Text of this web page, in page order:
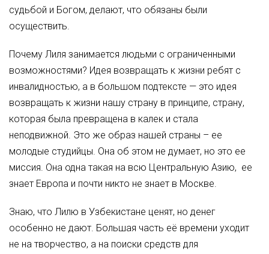
судьбой и Богом, делают, что обязаны были
осуществить.
Почему Лиля занимается людьми с ограниченными
возможностями? Идея возвращать к жизни ребят с
инвалидностью, а в большом подтексте — это идея
возвращать к жизни нашу страну в принципе, страну,
которая была превращена в калек и стала
неподвижной. Это же образ нашей страны – ее
молодые студийцы. Она об этом не думает, но это ее
миссия. Она одна такая на всю Центральную Азию, ее
знает Европа и почти никто не знает в Москве.
Знаю, что Лилю в Узбекистане ценят, но денег
особенно не дают. Большая часть её времени уходит
не на творчество, а на поиски средств для